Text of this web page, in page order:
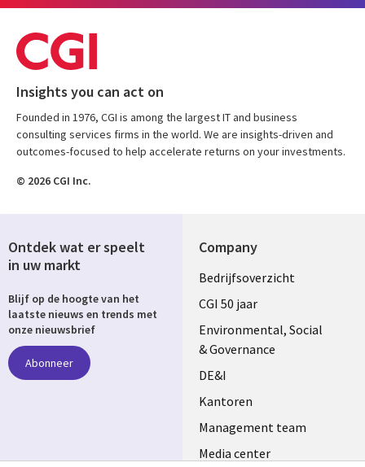
Insights you can act on
Founded in 1976, CGI is among the largest IT and business
consulting services firms in the world. We are insights-driven and
outcomes-focused to help accelerate returns on your investments.
© 2026 CGI Inc.
Company
Useful
links
NETHERLANDS
Bedrijfsoverzicht
CGI 50 jaar
Environmental, Social
& Governance
DE&I
Kantoren
Management team
Media center
Ontdek wat er speelt
in uw markt
Blijf op de hoogte van het
laatste nieuws en trends met
onze nieuwsbrief
Abonneer